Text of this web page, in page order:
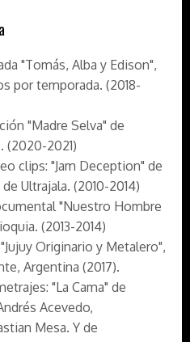
"Tomás, Alba y Edison",
por temporada. (2018-
"Madre Selva" de
(2020-2021)
clips: "Jam Deception" de
Ultrajala. (2010-2014)
"Nuestro Hombre
(2013-2014)
Originario y Metalero",
Argentina (2017).
"La Cama" de
Acevedo,
Mesa. Y de